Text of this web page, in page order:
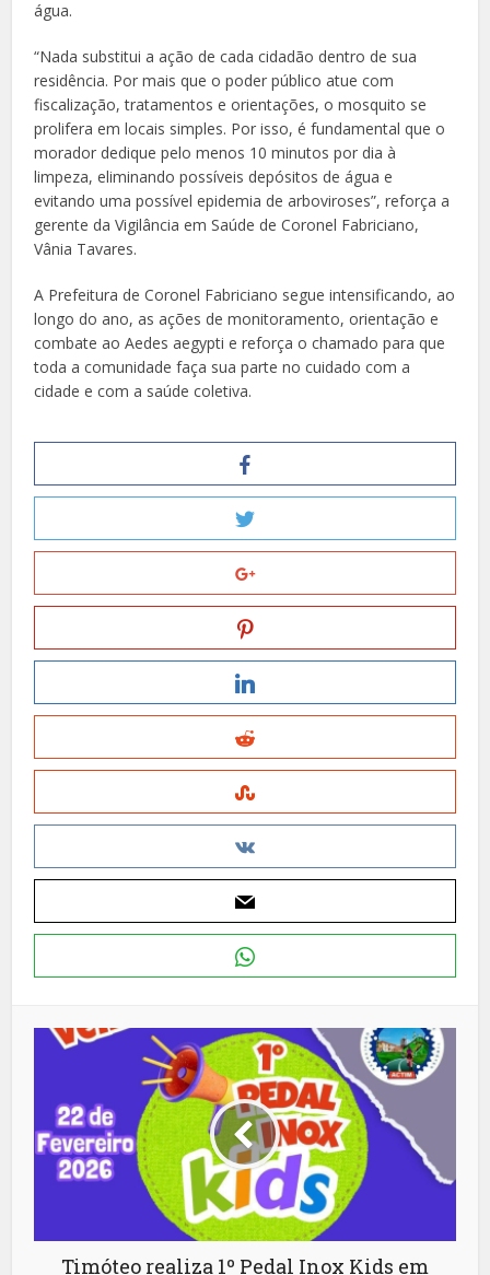
água.
“Nada substitui a ação de cada cidadão dentro de sua
residência. Por mais que o poder público atue com
fiscalização, tratamentos e orientações, o mosquito se
prolifera em locais simples. Por isso, é fundamental que o
morador dedique pelo menos 10 minutos por dia à
limpeza, eliminando possíveis depósitos de água e
evitando uma possível epidemia de arboviroses”, reforça a
gerente da Vigilância em Saúde de Coronel Fabriciano,
Vânia Tavares.
A Prefeitura de Coronel Fabriciano segue intensificando, ao
longo do ano, as ações de monitoramento, orientação e
combate ao Aedes aegypti e reforça o chamado para que
toda a comunidade faça sua parte no cuidado com a
cidade e com a saúde coletiva.
Timóteo realiza 1º Pedal Inox Kids em